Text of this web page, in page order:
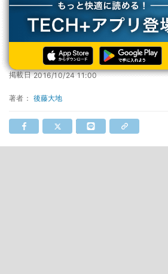
TECH+ 企業IT
セキュリティ
Ubuntu 16.04にライブカーネルパッチ登場
Ubuntu 16.04にライブカー
掲載日2016/10/24 11:00
著者： 後藤大地